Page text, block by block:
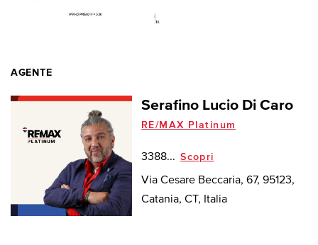
AGENTE
Serafino Lucio Di Caro
RE/MAX Platinum
3388... Scopri
Via Cesare Beccaria, 67, 95123,
Catania, CT, Italia